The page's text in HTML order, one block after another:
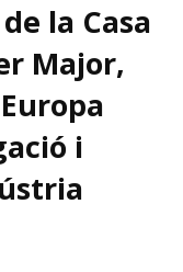
la Casa
Major,
i